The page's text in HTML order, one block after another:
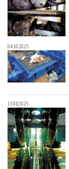
04.10.2025
15.08.2025